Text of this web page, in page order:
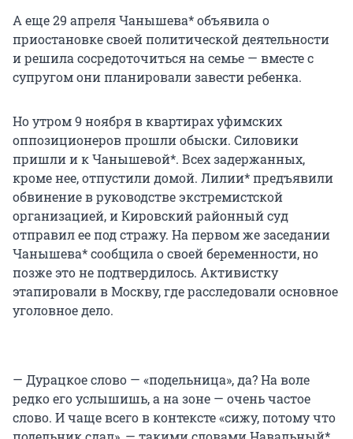
А еще 29 апреля Чанышева* объявила о
приостановке своей политической деятельности
и решила сосредоточиться на семье — вместе с
супругом они планировали завести ребенка.
Но утром 9 ноября в квартирах уфимских
оппозиционеров прошли обыски. Силовики
пришли и к Чанышевой*. Всех задержанных,
кроме нее, отпустили домой. Лилии* предъявили
обвинение в руководстве экстремистской
организацией, и Кировский районный суд
отправил ее под стражу. На первом же заседании
Чанышева* сообщила о своей беременности, но
позже это не подтвердилось. Активистку
этапировали в Москву, где расследовали основное
уголовное дело.
— Дурацкое слово — «подельница», да? На воле
редко его услышишь, а на зоне — очень частое
слово. И чаще всего в контексте «сижу, потому что